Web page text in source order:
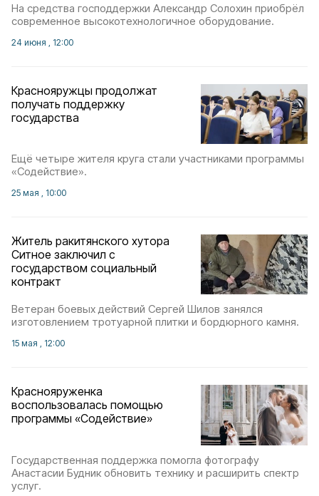
На средства господдержки Александр Солохин приобрёл
современное высокотехнологичное оборудование.
24 июня , 12:00
Краснояружцы продолжат
получать поддержку
государства
Ещё четыре жителя круга стали участниками программы
«Содействие».
25 мая , 10:00
Житель ракитянского хутора
Ситное заключил с
государством социальный
контракт
Ветеран боевых действий Сергей Шилов занялся
изготовлением тротуарной плитки и бордюрного камня.
15 мая , 12:00
Краснояруженка
воспользовалась помощью
программы «Содействие»
Государственная поддержка помогла фотографу
Анастасии Будник обновить технику и расширить спектр
услуг.